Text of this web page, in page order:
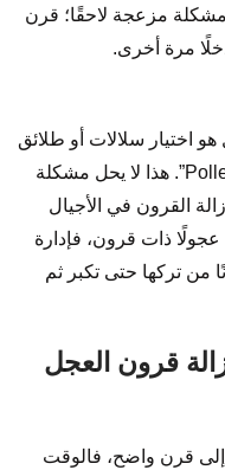
مشكلة مزعجة لاحقًا؛ قرن
مرة أخرى.
اختيار سلالات أو طلائق
عديمة القرون وراثيًا، وتُسمى أحيانًا “Polled”. هذا لا يحل مشكلة
القرون في الأجيال
عجولًا ذات قرون، فإدارة
من تركها حتى تكبر ثم
قرون العجل
إلى قرن واضح، فالوقت